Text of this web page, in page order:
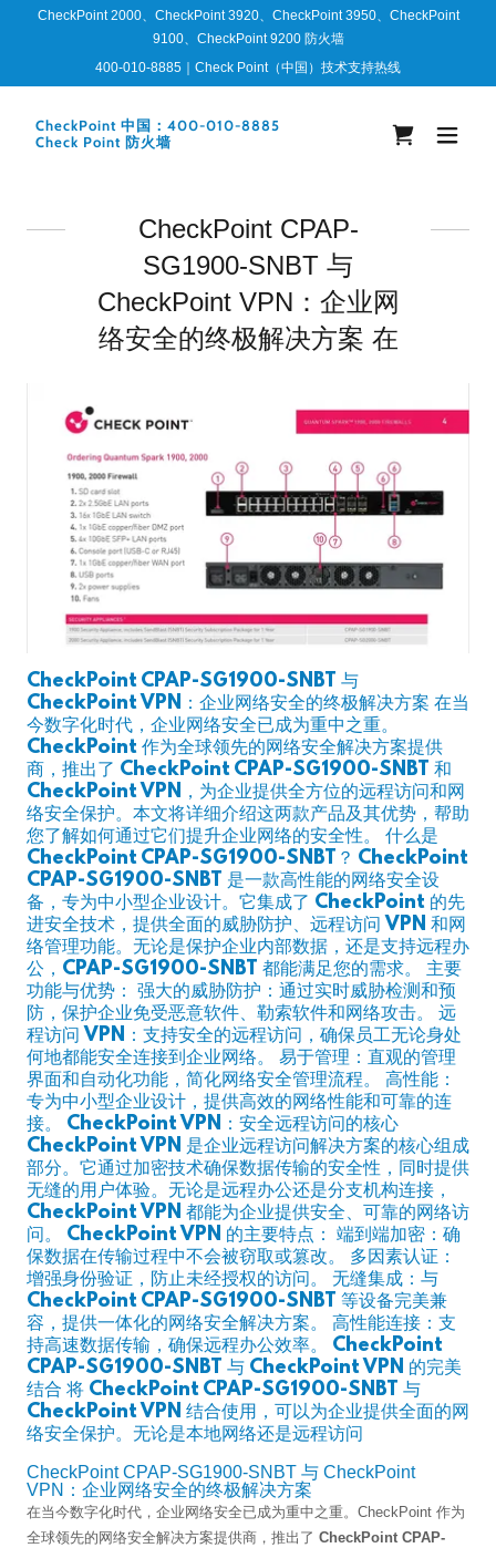
CheckPoint 2000、CheckPoint 3920、CheckPoint 3950、CheckPoint
9100、CheckPoint 9200 防火墙
400-010-8885 ｜Check Point（中国）技术支持热线
CheckPoint 中国：400-010-8885
Check Point 防火墙
CheckPoint CPAP-
SG1900-SNBT 与
CheckPoint VPN：企业网
络安全的终极解决方案 在
CheckPoint CPAP-SG1900-SNBT 与
CheckPoint VPN：企业网络安全的终极解决方案 在当
今数字化时代，企业网络安全已成为重中之重。
CheckPoint 作为全球领先的网络安全解决方案提供
商，推出了 CheckPoint CPAP-SG1900-SNBT 和
CheckPoint VPN，为企业提供全方位的远程访问和网
络安全保护。本文将详细介绍这两款产品及其优势，帮助
您了解如何通过它们提升企业网络的安全性。 什么是
CheckPoint CPAP-SG1900-SNBT？ CheckPoint
CPAP-SG1900-SNBT 是一款高性能的网络安全设
备，专为中小型企业设计。它集成了 CheckPoint 的先
进安全技术，提供全面的威胁防护、远程访问 VPN 和网
络管理功能。无论是保护企业内部数据，还是支持远程办
公，CPAP-SG1900-SNBT 都能满足您的需求。 主要
功能与优势： 强大的威胁防护：通过实时威胁检测和预
防，保护企业免受恶意软件、勒索软件和网络攻击。 远
程访问 VPN：支持安全的远程访问，确保员工无论身处
何地都能安全连接到企业网络。 易于管理：直观的管理
界面和自动化功能，简化网络安全管理流程。 高性能：
专为中小型企业设计，提供高效的网络性能和可靠的连
接。 CheckPoint VPN：安全远程访问的核心
CheckPoint VPN 是企业远程访问解决方案的核心组成
部分。它通过加密技术确保数据传输的安全性，同时提供
无缝的用户体验。无论是远程办公还是分支机构连接，
CheckPoint VPN 都能为企业提供安全、可靠的网络访
问。 CheckPoint VPN 的主要特点： 端到端加密：确
保数据在传输过程中不会被窃取或篡改。 多因素认证：
增强身份验证，防止未经授权的访问。 无缝集成：与
CheckPoint CPAP-SG1900-SNBT 等设备完美兼
容，提供一体化的网络安全解决方案。 高性能连接：支
持高速数据传输，确保远程办公效率。 CheckPoint
CPAP-SG1900-SNBT 与 CheckPoint VPN 的完美
结合 将 CheckPoint CPAP-SG1900-SNBT 与
CheckPoint VPN 结合使用，可以为企业提供全面的网
络安全保护。无论是本地网络还是远程访问
CheckPoint CPAP-SG1900-SNBT 与 CheckPoint
VPN：企业网络安全的终极解决方案
在当今数字化时代，企业网络安全已成为重中之重。CheckPoint 作为
全球领先的网络安全解决方案提供商，推出了 CheckPoint CPAP-